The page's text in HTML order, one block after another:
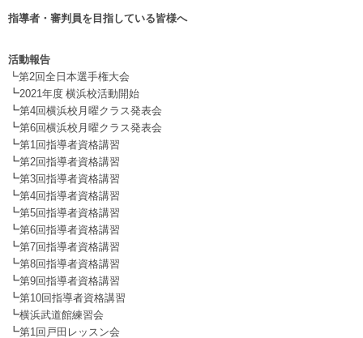
指導者・審判員を目指している皆様へ
活動報告
┗第2回全日本選手権大会
┗2021年度 横浜校活動開始
┗第4回横浜校月曜クラス発表会
┗第6回横浜校月曜クラス発表会
┗第1回指導者資格講習
┗第2回指導者資格講習
┗第3回指導者資格講習
┗第4回指導者資格講習
┗第5回指導者資格講習
┗第6回指導者資格講習
┗第7回指導者資格講習
┗第8回指導者資格講習
┗第9回指導者資格講習
┗第10回指導者資格講習
┗横浜武道館練習会
┗第1回戸田レッスン会